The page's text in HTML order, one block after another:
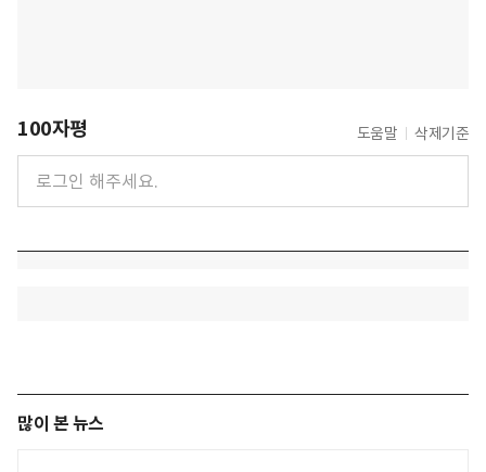
100자평 도움말 삭제기준
많이 본 뉴스